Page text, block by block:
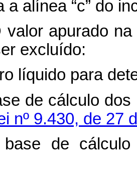
a alínea “c” do
valor apurado
excluído:
líquido para
de cálculo
nº 9.430, de 27
de cálculo